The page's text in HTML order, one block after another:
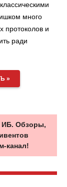
много
протоколов и
ради
»
ИБ. Обзоры,
канал!